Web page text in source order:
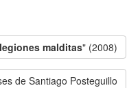
malditas" (2008)
de Santiago Posteguillo